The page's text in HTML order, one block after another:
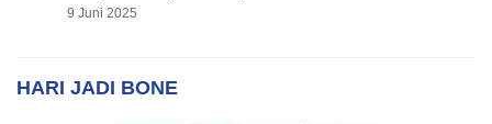
9 Juni 2025
HARI JADI BONE